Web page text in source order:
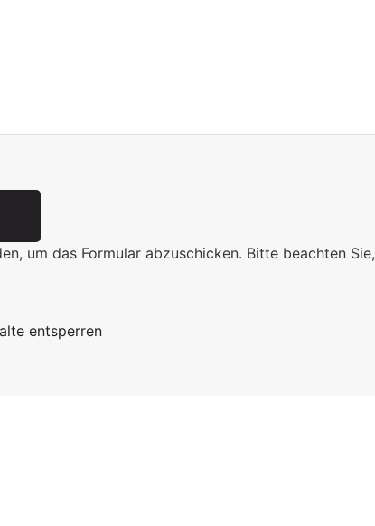
um das Formular abzuschicken. Bitte beachten
entsperren